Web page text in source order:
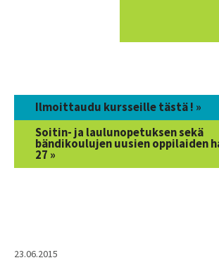
Ilmoittaudu kursseille tästä ! »
Soitin- ja laulunopetuksen sekä
bändikoulujen uusien oppilaiden
27 »
23.06.2015